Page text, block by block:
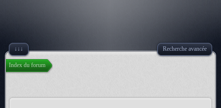
↓↓↓ Recherche avancée
Index du forum